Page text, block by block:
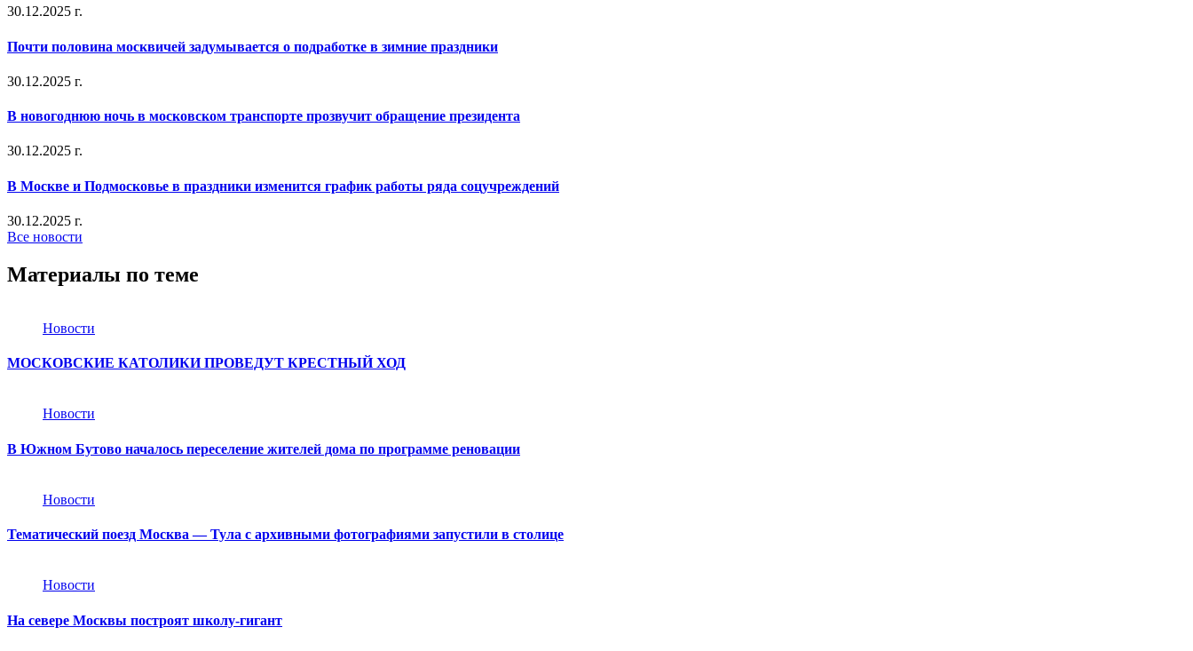
30.12.2025 г.
Почти половина москвичей задумывается о подработке в зимние праздники
30.12.2025 г.
В новогоднюю ночь в московском транспорте прозвучит обращение президента
30.12.2025 г.
В Москве и Подмосковье в праздники изменится график работы ряда соцучреждений
30.12.2025 г.
Все новости
Материалы по теме
Новости
МОСКОВСКИЕ КАТОЛИКИ ПРОВЕДУТ КРЕСТНЫЙ ХОД
Новости
В Южном Бутово началось переселение жителей дома по программе реновации
Новости
Тематический поезд Москва — Тула с архивными фотографиями запустили в столице
Новости
На севере Москвы построят школу-гигант